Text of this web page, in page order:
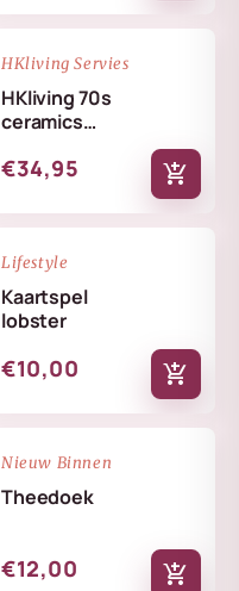
NIEUW
HKliving Servies
HKliving 70s
ceramics
skyline
€34,95 add_shopping_cart
NIEUW
Lifestyle
Kaartspel
lobster
€10,00 add_shopping_cart
NIEUW
Nieuw Binnen
Theedoek
€12,00 add_shopping_cart